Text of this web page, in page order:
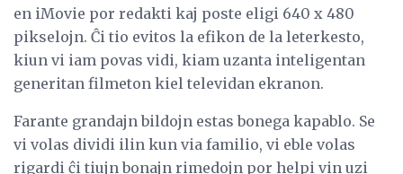
en iMovie por redakti kaj poste eligi 640 x 480
pikselojn. Ĉi tio evitos la efikon de la leterkesto,
kiun vi iam povas vidi, kiam uzanta inteligentan
generitan filmeton kiel televidan ekranon.
Farante grandajn bildojn estas bonega kapablo. Se
vi volas dividi ilin kun via familio, vi eble volas
rigardi ĉi tiujn bonajn rimedojn por helpi vin uzi